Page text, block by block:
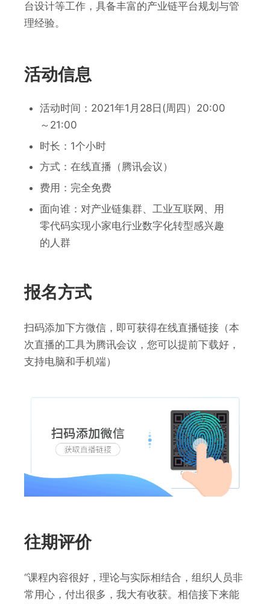
台设计等工作，具备丰富的产业链平台规划与管
理经验。
活动信息
活动时间：2021年1月28日(周四）20:00
～21:00
时长：1个小时
方式：在线直播（腾讯会议）
费用：完全免费
面向谁：对产业链集群、工业互联网、用
零代码实现小家电行业数字化转型感兴趣
的人群
报名方式
扫码添加下方微信，即可获得在线直播链接（本
次直播的工具为腾讯会议，您可以提前下载好，
支持电脑和手机端）
往期评价
“课程内容很好，理论与实际相结合，组织人员非
常用心，付出很多，我大有收获。相信接下来能